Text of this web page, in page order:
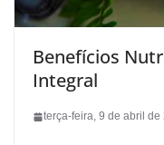
Benefícios
Integral
terça-feira, 9 de abril de